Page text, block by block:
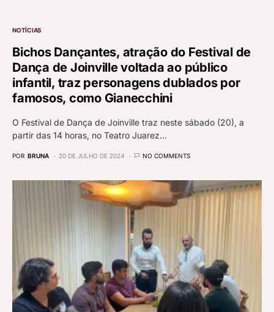
NOTÍCIAS
Bichos Dançantes, atração do Festival de
Dança de Joinville voltada ao público
infantil, traz personagens dublados por
famosos, como Gianecchini
O Festival de Dança de Joinville traz neste sábado (20), a
partir das 14 horas, no Teatro Juarez…
POR BRUNA 20 DE JULHO DE 2024 NO COMMENTS